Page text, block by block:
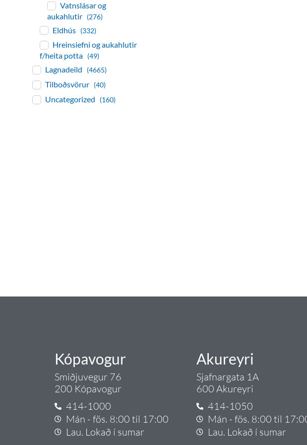
Vatnslásar og
aukahlutir (276)
Eldhús (332)
Hreinsiefni og aukahlutir
f/heita potta (49)
Lagnadeild (4665)
Tilboðsvörur (40)
Uncategorized (160)
Kópavogur
Smiðjuvegur 76
200 Kópavogur
414-1000
Mán - fös. 8:00 til 17:00
Lau. Lokað í sumar
Akureyri
Sjafnargata 1A
600 Akureyri
414-1050
Mán - fös. 8:00 til
Lau. Lokað í sumar